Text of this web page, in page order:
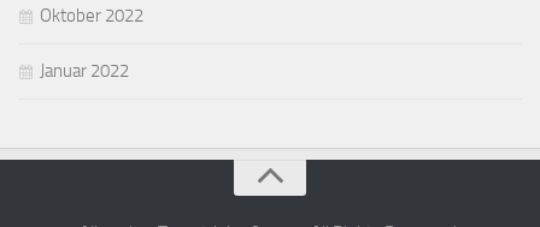
Oktober 2022
Januar 2022